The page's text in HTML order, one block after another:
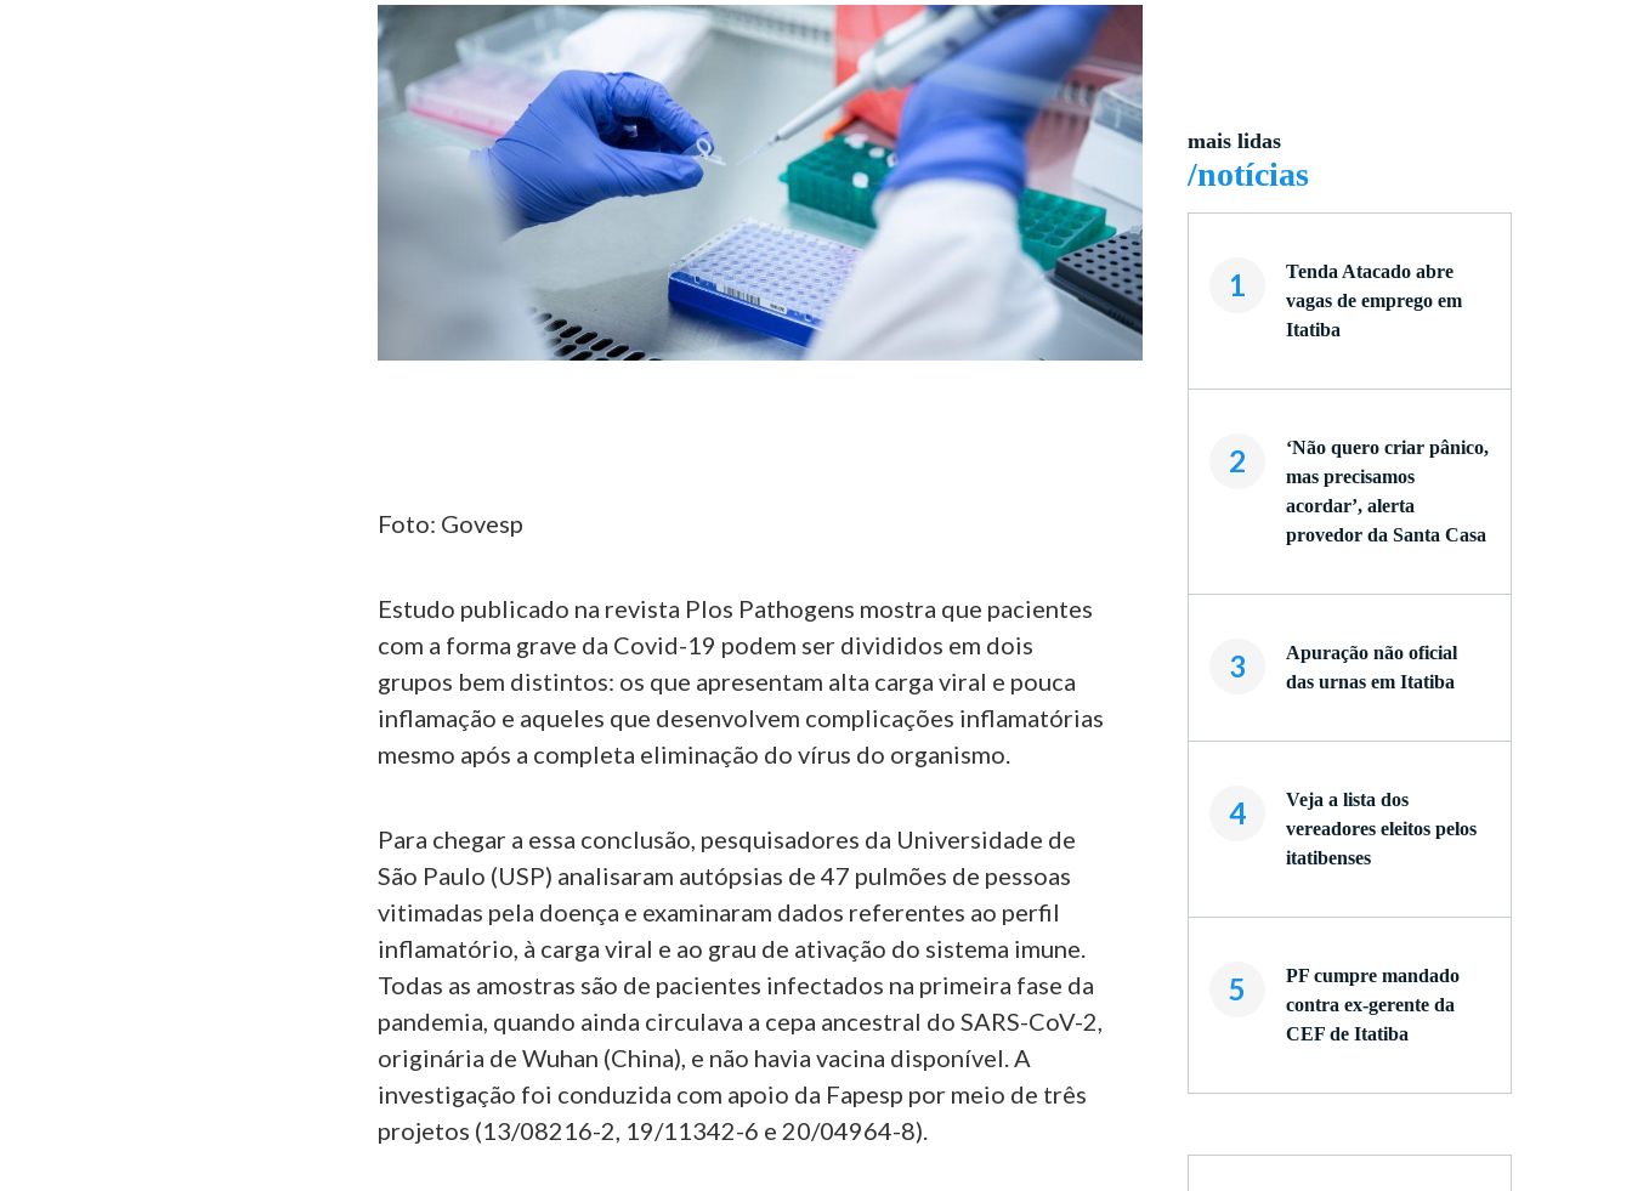
Foto: Govesp
Estudo publicado na revista Plos Pathogens mostra que pacientes
com a forma grave da Covid-19 podem ser divididos em dois
grupos bem distintos: os que apresentam alta carga viral e pouca
inflamação e aqueles que desenvolvem complicações inflamatórias
mesmo após a completa eliminação do vírus do organismo.
Para chegar a essa conclusão, pesquisadores da Universidade de
São Paulo (USP) analisaram autópsias de 47 pulmões de pessoas
vitimadas pela doença e examinaram dados referentes ao perfil
inflamatório, à carga viral e ao grau de ativação do sistema imune.
Todas as amostras são de pacientes infectados na primeira fase da
pandemia, quando ainda circulava a cepa ancestral do SARS-CoV-2,
originária de Wuhan (China), e não havia vacina disponível. A
investigação foi conduzida com apoio da Fapesp por meio de três
projetos (13/08216-2, 19/11342-6 e 20/04964-8).
mais lidas
/notícias
1
Tenda Atacado abre
vagas de emprego em
Itatiba
2
‘Não quero criar pânico,
mas precisamos
acordar’, alerta
provedor da Santa Casa
3
Apuração não oficial
das urnas em Itatiba
4
Veja a lista dos
vereadores eleitos pelos
itatibenses
5
PF cumpre mandado
contra ex-gerente da
CEF de Itatiba